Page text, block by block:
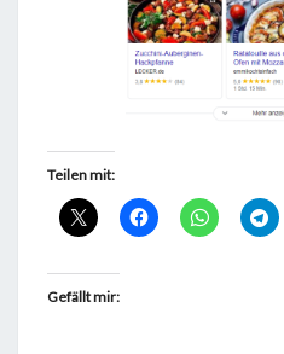
Teilen mit:
Gefällt mir: